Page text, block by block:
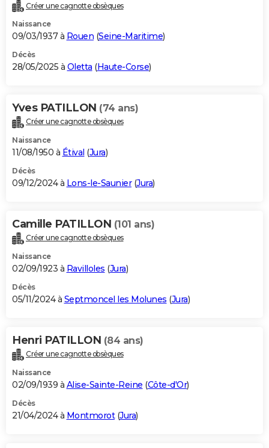
Créer une cagnotte obsèques
Naissance
09/03/1937 à Rouen (Seine-Maritime)
Décès
28/05/2025 à Oletta (Haute-Corse)
Yves PATILLON (74 ans)
Créer une cagnotte obsèques
Naissance
11/08/1950 à Étival (Jura)
Décès
09/12/2024 à Lons-le-Saunier(Jura)
Camille PATILLON (101 ans)
Créer une cagnotte obsèques
Naissance
02/09/1923 à Ravilloles (Jura)
Décès
05/11/2024 à Septmoncel les Molunes (Jura)
Henri PATILLON (84 ans)
Créer une cagnotte obsèques
Naissance
02/09/1939 à Alise-Sainte-Reine (Côte-d'Or)
Décès
21/04/2024 à Montmorot(Jura)